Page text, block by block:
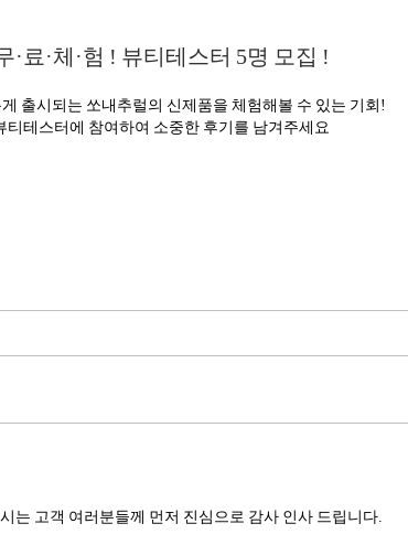
·료·체·험 ! 뷰티테스터 5명 모집 !
출시되는 쏘내추럴의 신제품을 체험해볼 수 있는 기회!
티테스터에 참여하여 소중한 후기를 남겨주세요
는 고객 여러분들께 먼저 진심으로 감사 인사 드립니다.